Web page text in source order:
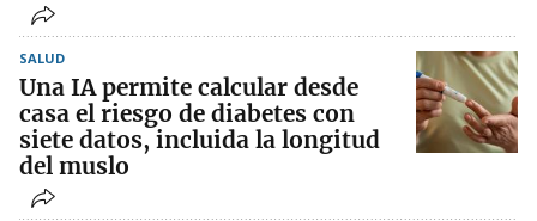
SALUD
Una IA permite calcular desde
casa el riesgo de diabetes con
siete datos, incluida la longitud
del muslo